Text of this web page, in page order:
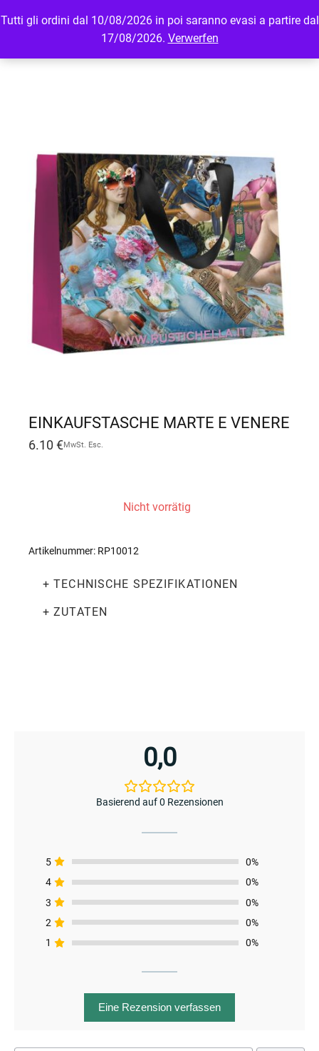
Tutti gli ordini dal 10/08/2026 in poi saranno evasi a partire dal
17/08/2026. Verwerfen
MENU LOGIN
EINKAUFSTASCHE MARTE E VENERE
6.10 €MwSt. Esc.
Nicht vorrätig
Artikelnummer: RP10012
+ TECHNISCHE SPEZIFIKATIONEN
+ ZUTATEN
0,0
Basierend auf 0 Rezensionen
5
0%
4
0%
3
0%
2
0%
1
0%
Eine Rezension verfassen